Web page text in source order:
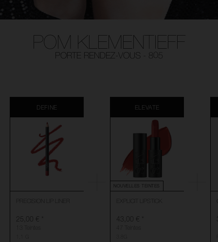
POM KLEMENTIEFF
PORTE RENDEZ-VOUS - 805
DEFINE
25,00 € *
ELEVATE
NOUVELLES TEINTES
EXPLICIT LIPSTICK
43,00 € *